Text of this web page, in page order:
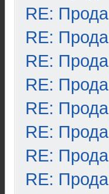
RE:
RE:
RE:
RE:
RE:
RE:
RE:
RE: